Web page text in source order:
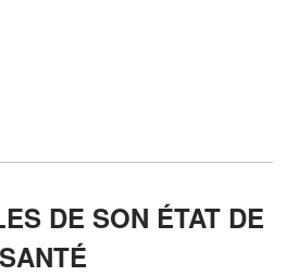
DE SON ÉTAT DE
SANTÉ